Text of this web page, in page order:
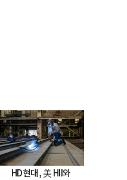
HD현대, 美 HII와